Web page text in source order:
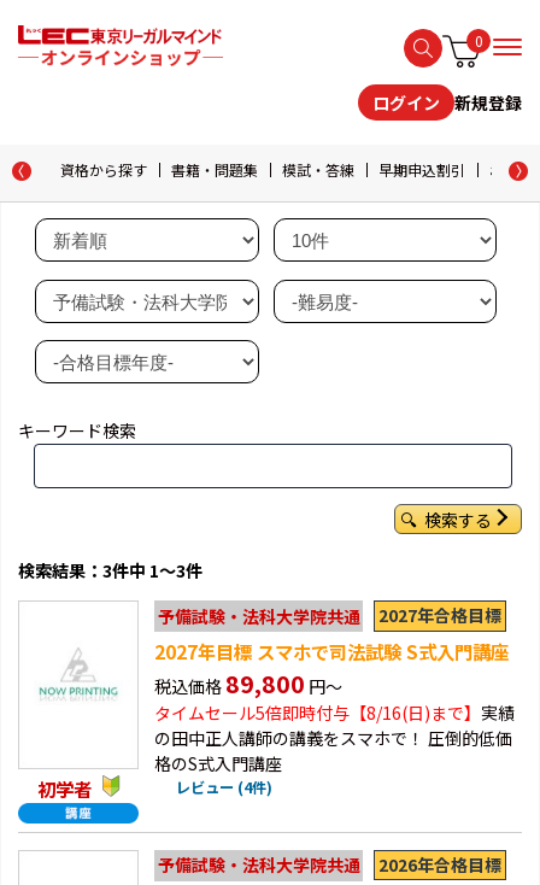
0
ログイン 新規登録
資格から探す 書籍・問題集 模試・答練 早期申込割引 おため
キーワード検索
検索する
検索結果：3件中 1～3件
初学者
予備試験・法科大学院共通 2027年合格目標
2027年目標 スマホで司法試験 S式入門講座
税込価格 89,800 円～
タイムセール5倍即時付与【8/16(日)まで】 実績
の田中正人講師の講義をスマホで！ 圧倒的低価
格のS式入門講座
レビュー (4件)
予備試験・法科大学院共通 2026年合格目標